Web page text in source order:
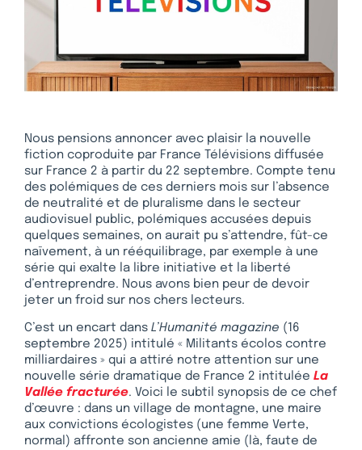
Nous pensions annoncer avec plaisir la nouvelle
fiction coproduite par France Télévisions diffusée
sur France 2 à partir du 22 septembre. Compte tenu
des polémiques de ces derniers mois sur l’absence
de neutralité et de pluralisme dans le secteur
audiovisuel public, polémiques accusées depuis
quelques semaines, on aurait pu s’attendre, fût-ce
naïvement, à un rééquilibrage, par exemple à une
série qui exalte la libre initiative et la liberté
d’entreprendre. Nous avons bien peur de devoir
jeter un froid sur nos chers lecteurs.
C’est un encart dans L’Humanité magazine (16
septembre 2025) intitulé « Militants écolos contre
milliardaires » qui a attiré notre attention sur une
nouvelle série dramatique de France 2 intitulée La
Vallée fracturée. Voici le subtil synopsis de ce chef
d’œuvre : dans un village de montagne, une maire
aux convictions écologistes (une femme Verte,
normal) affronte son ancienne amie (là, faute de